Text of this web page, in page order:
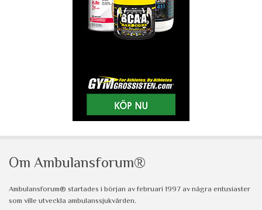
Om Ambulansforum®
Ambulansforum® startades i början av februari 1997 av några entusiaster
som ville utveckla ambulanssjukvården.